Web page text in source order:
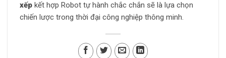
xếp kết hợp Robot tự hành chắc chắn sẽ là lựa chọn
chiến lược trong thời đại công nghiệp thông minh.